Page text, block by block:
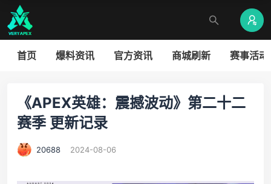
首页 爆料资讯 官方资讯 商城刷新 赛事活动
《APEX英雄：震撼波动》第二十二
赛季 更新记录
20688 2024-08-06